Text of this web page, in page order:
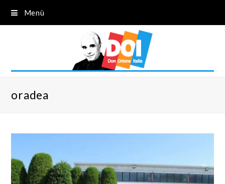
Menù
oradea